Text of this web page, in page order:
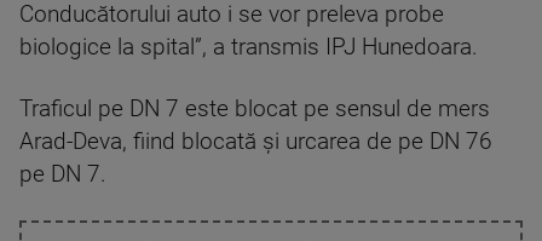
Conducătorului auto i se vor preleva probe
biologice la spital”, a transmis IPJ Hunedoara.
Traficul pe DN 7 este blocat pe sensul de mers
Arad-Deva, fiind blocată şi urcarea de pe DN 76
pe DN 7.